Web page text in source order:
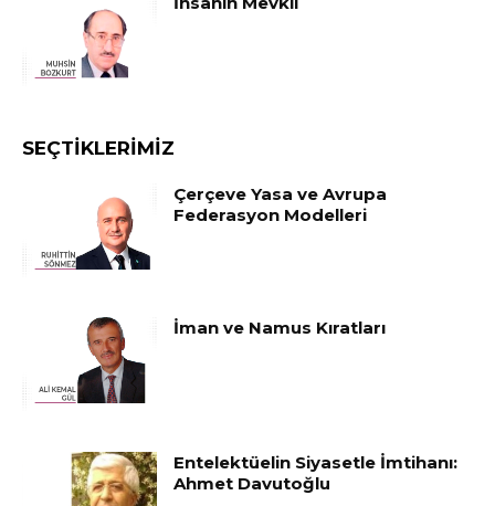
SEÇTIKLERIMIZ
Çerçeve Yasa ve Avrupa
Federasyon Modelleri
İman ve Namus Kıratları
Entelektüelin Siyasetle İmtihanı:
Ahmet Davutoğlu